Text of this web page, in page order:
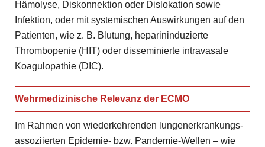
Hämolyse, Diskonnektion oder Dislokation sowie
Infektion, oder mit systemischen Auswirkungen auf den
Patienten, wie z. B. Blutung, heparininduzierte
Thrombopenie (HIT) oder disseminierte intravasale
Koagulopathie (DIC).
Wehrmedizinische Relevanz der ECMO
Im Rahmen von wiederkehrenden lungenerkrankungs-
assoziierten Epidemie- bzw. Pandemie-Wellen – wie